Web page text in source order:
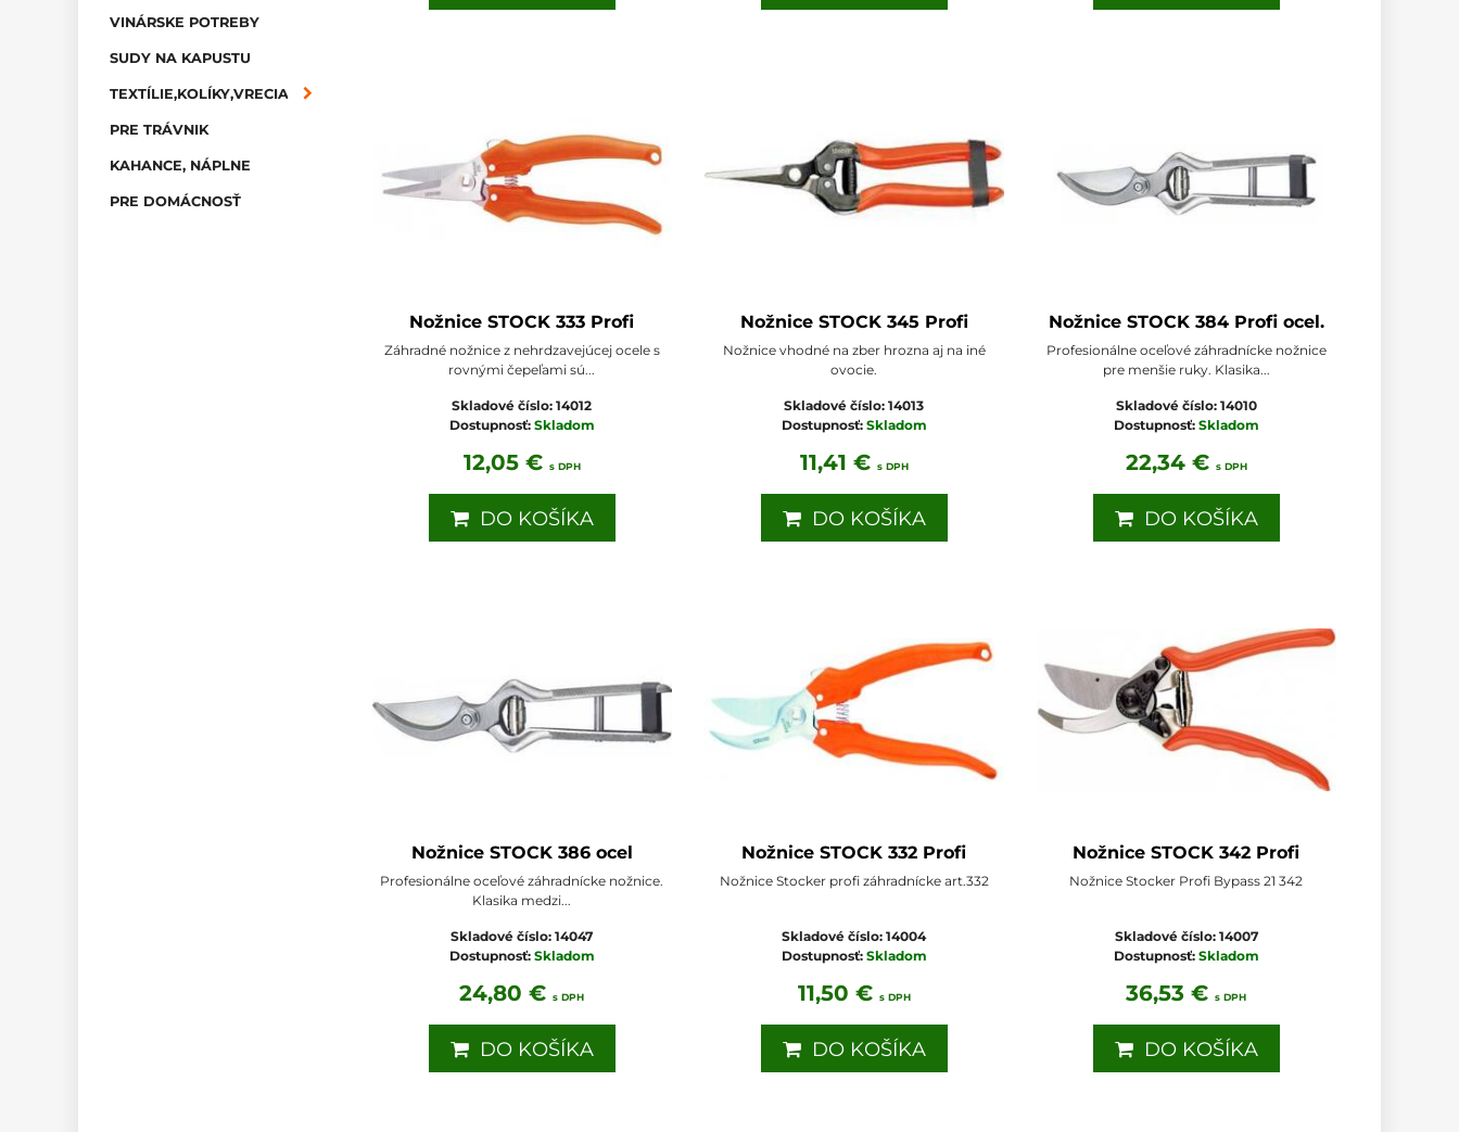
Nožnice STOCK 333 Profi
Záhradné nožnice z nehrdzavejúcej ocele s
rovnými čepeľami sú...
Skladové číslo:14012
Dostupnosť: Skladom
12,05 € s DPH
DO KOŠÍKA
Nožnice STOCK 345 Profi
Nožnice vhodné na zber hrozna aj na iné
ovocie.
Skladové číslo:14013
Dostupnosť: Skladom
11,41 € s DPH
DO KOŠÍKA
Nožnice STOCK 384 Profi ocel.
Profesionálne oceľové záhradnícke nožnice
pre menšie ruky. Klasika...
Skladové číslo: 14010
Dostupnosť: Skladom
22,34 € s DPH
DO KOŠÍKA
Nožnice STOCK 386 ocel
Profesionálne oceľové záhradnícke nožnice.
Klasika medzi...
Skladové číslo:14047
Dostupnosť: Skladom
24,80 €s DPH
DO KOŠÍKA
Nožnice STOCK 332 Profi
Nožnice Stocker profi záhradnícke art.332
Skladové číslo:14004
Dostupnosť: Skladom
11,50 € s DPH
DO KOŠÍKA
Nožnice STOCK 342 Profi
Nožnice Stocker Profi Bypass 21 342
Skladové číslo: 14007
Dostupnosť: Skladom
36,53 €s DPH
DO KOŠÍKA
VINÁRSKE POTREBY
SUDY NA KAPUSTU
TEXTÍLIE,KOLÍKY,VRECIA
PRE TRÁVNIK
KAHANCE, NÁPLNE
PRE DOMÁCNOSŤ